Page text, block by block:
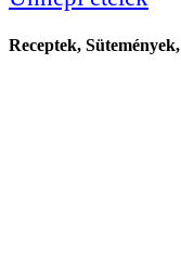
Receptek,